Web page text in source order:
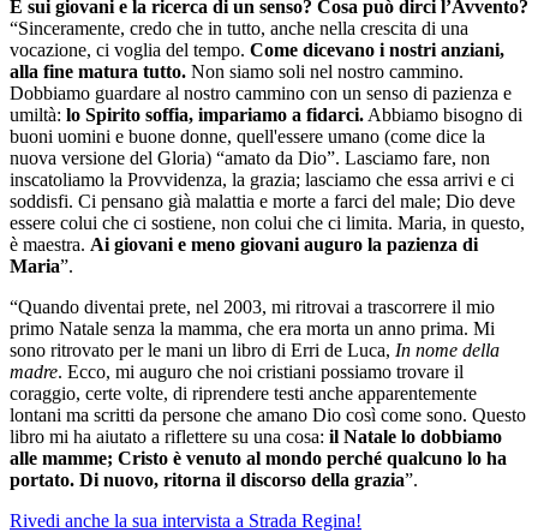
E sui giovani e la ricerca di un senso? Cosa può dirci l’Avvento?
“Sinceramente, credo che in tutto, anche nella crescita di una
vocazione, ci voglia del tempo. Come dicevano i nostri anziani,
alla fine matura tutto. Non siamo soli nel nostro cammino.
Dobbiamo guardare al nostro cammino con un senso di pazienza e
umiltà: lo Spirito soffia, impariamo a fidarci. Abbiamo bisogno di
buoni uomini e buone donne, quell'essere umano (come dice la
nuova versione del Gloria) “amato da Dio”. Lasciamo fare, non
inscatoliamo la Provvidenza, la grazia; lasciamo che essa arrivi e ci
soddisfi. Ci pensano già malattia e morte a farci del male; Dio deve
essere colui che ci sostiene, non colui che ci limita. Maria, in questo,
è maestra. Ai giovani e meno giovani auguro la pazienza di
Maria”.
“Quando diventai prete, nel 2003, mi ritrovai a trascorrere il mio
primo Natale senza la mamma, che era morta un anno prima. Mi
sono ritrovato per le mani un libro di Erri de Luca, In nome della
madre. Ecco, mi auguro che noi cristiani possiamo trovare il
coraggio, certe volte, di riprendere testi anche apparentemente
lontani ma scritti da persone che amano Dio così come sono. Questo
libro mi ha aiutato a riflettere su una cosa: il Natale lo dobbiamo
alle mamme; Cristo è venuto al mondo perché qualcuno lo ha
portato. Di nuovo, ritorna il discorso della grazia”.
Rivedi anche la sua intervista a Strada Regina!